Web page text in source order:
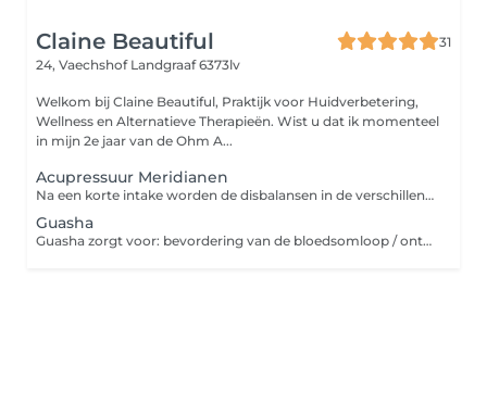
Claine Beautiful
31
24, Vaechshof Landgraaf 6373lv
Welkom bij Claine Beautiful, Praktijk voor Huidverbetering,
Wellness en Alternatieve Therapieën. Wist u dat ik momenteel
in mijn 2e jaar van de Ohm A...
Acupressuur Meridianen
Na een korte intake worden de disbalansen in de verschillende meridianen behandeld. Dit is een drukpunten massage waarbij een doorstroom van energie in de blokkades wordt opgebouwd.
Guasha
Guasha zorgt voor: bevordering van de bloedsomloop / ontgifting en ontzuring / stimulatie van het immuunsysteem het verminderen/verlichten van blokkades en pijn / verbeterde werking van de organen regeneratie en revitalisatie / vermindering van spanning (stress), moeheid en burn-out balans op emotioneel vlak / ontspanning en bevordering van helderheid van geest.